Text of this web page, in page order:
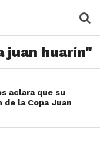
juan huarín"
aclara que su
de la Copa Juan